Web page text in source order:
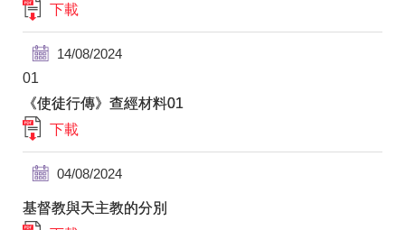
下載
14/08/2024
01
《使徒行傳》查經材料01
下載
04/08/2024
基督教與天主教的分別